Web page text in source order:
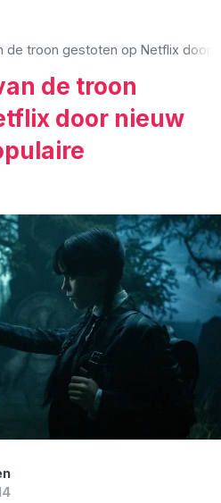
de troon gestoten op Netflix door
de troon
door nieuw